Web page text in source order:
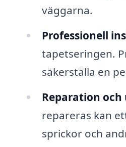
väggarna.
Professionell
tapetseringen.
säkerställa en
Reparation
repareras kan
sprickor och